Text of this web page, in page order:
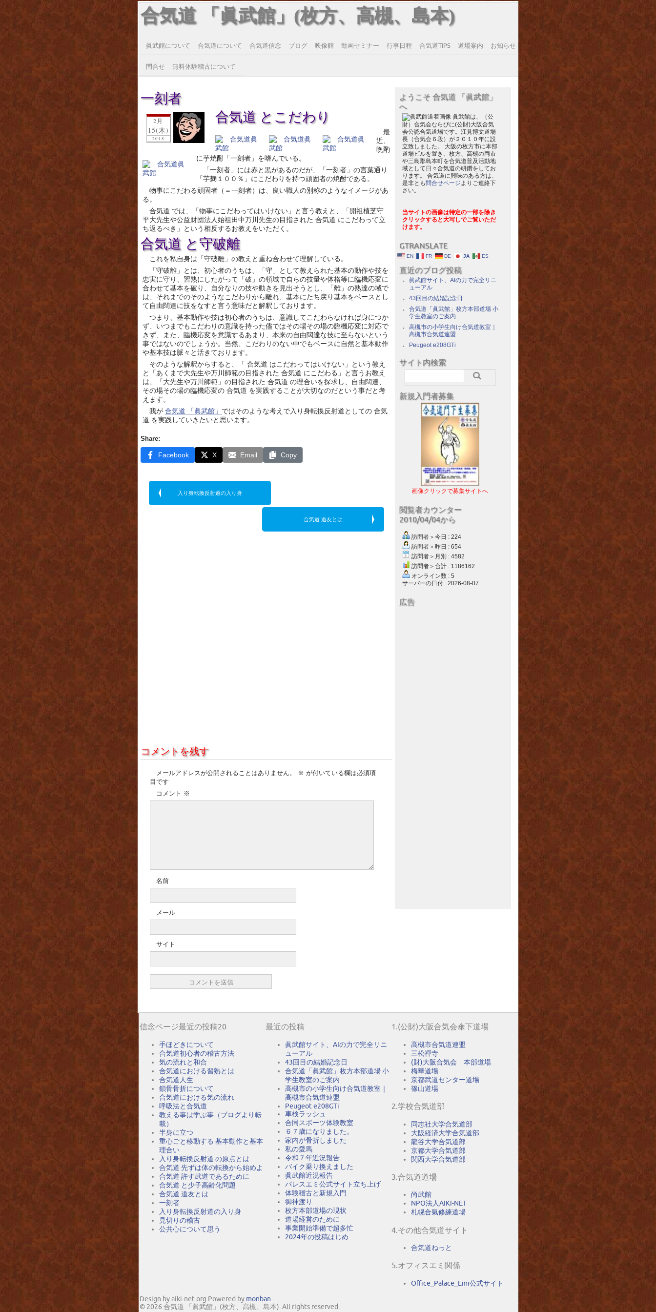
合気道 「眞武館」(枚方、高槻、島本)
眞武館について 合気道について 合気道信念 ブログ 映像館 動画セミナー 行事日程 合気道TIPS 道場案内 お知らせ
問合せ 無料体験稽古について
一刻者
2月
15(木)
2018
合気道 とこだわり
最
近、
晩酌
に芋焼酎「一刻者」を嗜んでいる。
「一刻者」には赤と黒があるのだが、「一刻者」の言葉通り
「芋麹１００％」にこだわりを持つ頑固者の焼酎である。
物事にこだわる頑固者（＝一刻者）は、良い職人の別称のようなイメージがあ
る。
合気道 では、「物事にこだわってはいけない」と言う教えと、「開祖植芝守
平大先生や公益財団法人始祖田中万川先生の目指された 合気道 にこだわって立
ち返るべき」という相反するお教えをいただく。
合気道 と守破離
これを私自身は「守破離」の教えと重ね合わせて理解している。
「守破離」とは、初心者のうちは、「守」として教えられた基本の動作や技を
忠実に守り、習熟にしたがって「破」の領域で自らの技量や体格等に臨機応変に
合わせて基本を破り、自分なりの技や動きを見出そうとし、「離」の熟達の域で
は、それまでのそのようなこだわりから離れ、基本にたち戻り基本をベースとし
て自由闊達に技をなすと言う意味だと解釈しております。
つまり、基本動作や技は初心者のうちは、意識してこだわらなければ身につか
ず、いつまでもこだわりの意識を持った儘ではその場その場の臨機応変に対応で
きず、また、臨機応変を意識するあまり、本来の自由闊達な技に至らないという
事ではないのでしょうか。当然、こだわりのない中でもベースに自然と基本動作
や基本技は脈々と活きております。
そのような解釈からすると、「 合気道 はこだわってはいけない」という教え
と「あくまで大先生や万川師範の目指された 合気道 にこだわる」と言うお教え
は、「大先生や万川師範」の目指された 合気道 の理合いを探求し、自由闊達、
その場その場の臨機応変の 合気道 を実践することが大切なのだという事だと考
えます。
我が 合気道 「眞武館」 ではそのような考えで入り身転換反射道としての 合気
道 を実践していきたいと思います。
Share:
Facebook X Email Copy
入り身転換反射道の入り身
合気道 道友とは
コメントを残す
メールアドレスが公開されることはありません。 ※ が付いている欄は必須項
目です
コメント ※
名前
メール
サイト
ようこそ 合気道 「眞武館」
へ
眞武館は、（公
財）合気会ならびに(公財)大阪合気
会公認合気道場です。江見博文道場
長（合気会６段）が２０１０年に設
立致しました。 大阪の枚方市に本部
道場ビルを置き、枚方、高槻の両市
や三島郡島本町を合気道普及活動地
域として日々合気道の研鑽をしてお
ります。 合気道に興味のある方は、
是非とも 問合せページよりご連絡下
さい。
当サイトの画像は特定の一部を除き
クリックすると大写しでご覧いただ
けます。
GTRANSLATE
EN FR DE JA ES
直近のブログ投稿
眞武館サイト、AIの力で完全リニ
ューアル
43回目の結婚記念日
合気道「眞武館」枚方本部道場 小
学生教室のご案内
高槻市の小学生向け合気道教室｜
高槻市合気道連盟
Peugeot e208GTi
サイト内検索
新規入門者募集
画像クリックで募集サイトへ
閲覧者カウンター
2010/04/04から
訪問者＞今日 : 224
訪問者＞昨日 : 654
訪問者＞月別 : 4582
訪問者＞合計 : 1186162
オンライン数 : 5
サーバーの日付 : 2026-08-07
広告
信念ページ最近の投稿20
手ほどきについて
合気道初心者の稽古方法
気の流れと和合
合気道における習熟とは
合気道人生
鎖骨骨折について
合気道における気の流れ
呼吸法と合気道
教える事は学ぶ事（ブログより転
載）
半身に立つ
重心ごと移動する 基本動作と基本
理合い
入り身転換反射道 の原点とは
合気道 先ずは体の転換から始めよ
合気道 許す武道であるために
合気道 と少子高齢化問題
合気道 道友とは
一刻者
入り身転換反射道の入り身
見切りの稽古
公共心について思う
最近の投稿
眞武館サイト、AIの力で完全リニ
ューアル
43回目の結婚記念日
合気道「眞武館」枚方本部道場 小
学生教室のご案内
高槻市の小学生向け合気道教室｜
高槻市合気道連盟
Peugeot e208GTi
車検ラッシュ
合同スポーツ体験教室
６７歳になりました。
家内が骨折しました
私の愛馬
令和７年近況報告
バイク乗り換えました
眞武館近況報告
パレスエミ公式サイト立ち上げ
体験稽古と新規入門
御神渡り
枚方本部道場の現状
道場経営のために
事業開始準備で超多忙
2024年の投稿はじめ
1.(公財)大阪合気会傘下道場
高槻市合気道連盟
三松禪寺
(財)大阪合気会 本部道場
梅華道場
京都武道センター道場
篠山道場
2.学校合気道部
同志社大学合気道部
大阪経済大学合気道部
龍谷大学合気道部
京都大学合気道部
関西大学合気道部
3.合気道道場
尚武館
NPO法人AIKI-NET
札幌合氣修練道場
4.その他合気道サイト
合気道ねっと
5.オフィスエミ関係
Office_Palace_Emi公式サイト
Design by aiki-net.org Powered by monban
© 2026 合気道 「眞武館」(枚方、高槻、島本). All rights reserved.